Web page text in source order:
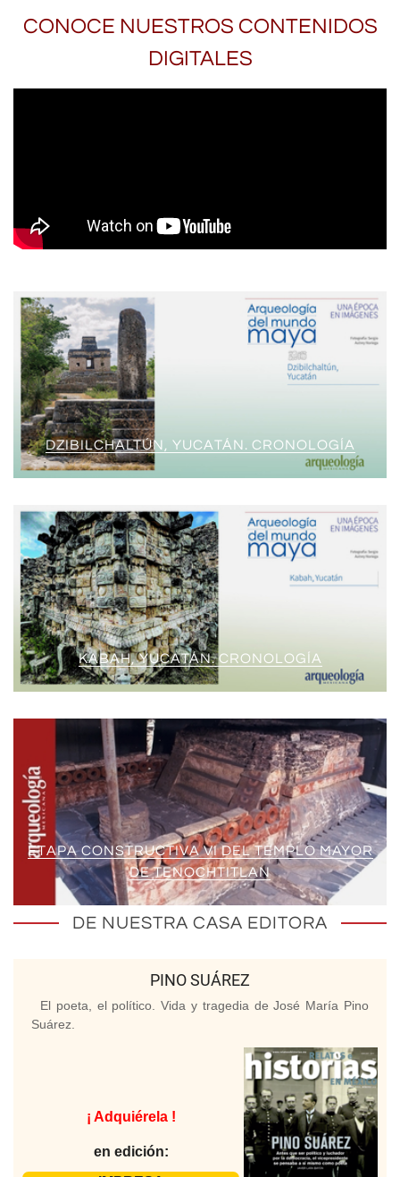
CONOCE NUESTROS CONTENIDOS
DIGITALES
DZIBILCHALTÚN, YUCATÁN. CRONOLOGÍA
KABAH, YUCATÁN. CRONOLOGÍA
ETAPA CONSTRUCTIVA VI DEL TEMPLO MAYOR
DE TENOCHTITLAN
DE NUESTRA CASA EDITORA
PINO SUÁREZ
El poeta, el político. Vida y tragedia de José María Pino
Suárez.
¡ Adquiérela !
en edición: